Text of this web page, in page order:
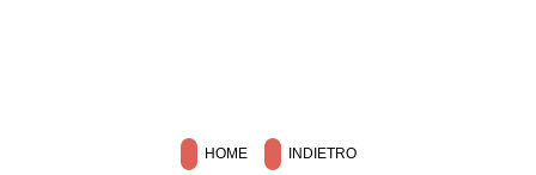
HOME INDIETRO